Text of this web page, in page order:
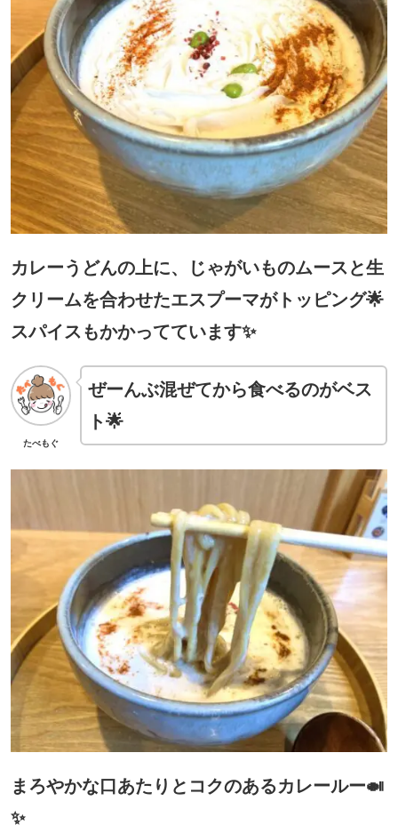
カレーうどんの上に、じゃがいものムースと生
クリームを合わせたエスプーマがトッピング🌟
スパイスもかかってています✨
たべもぐ
ぜーんぶ混ぜてから食べるのがベス
ト🌟
まろやかな口あたりとコクのあるカレールー🍛
✨